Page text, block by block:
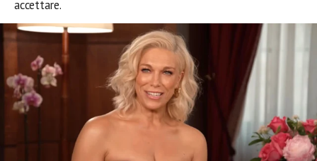
accettare.